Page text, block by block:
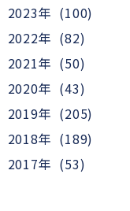
2023年 (100)
2022年 (82)
2021年 (50)
2020年 (43)
2019年 (205)
2018年 (189)
2017年 (53)